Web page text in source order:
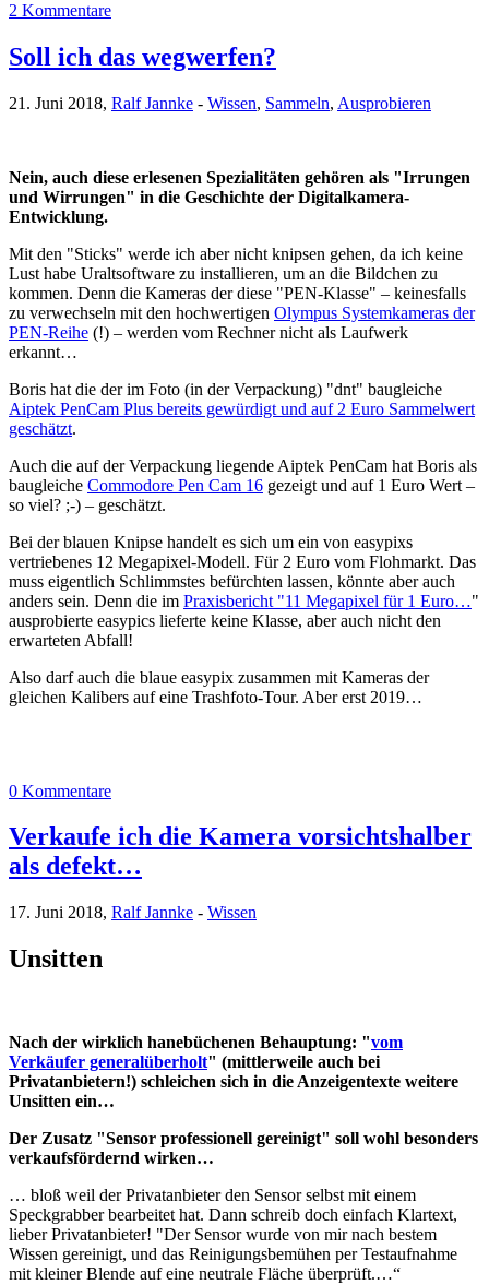
2 Kommentare
Soll ich das wegwerfen?
21. Juni 2018, Ralf Jannke - Wissen, Sammeln, Ausprobieren
Nein, auch diese erlesenen Spezialitäten gehören als "Irrungen
und Wirrungen" in die Geschichte der Digitalkamera-
Entwicklung.
Mit den "Sticks" werde ich aber nicht knipsen gehen, da ich keine
Lust habe Uraltsoftware zu installieren, um an die Bildchen zu
kommen. Denn die Kameras der diese "PEN-Klasse" – keinesfalls
zu verwechseln mit den hochwertigen Olympus Systemkameras der
PEN-Reihe (!) – werden vom Rechner nicht als Laufwerk
erkannt…
Boris hat die der im Foto (in der Verpackung) "dnt" baugleiche
Aiptek PenCam Plus bereits gewürdigt und auf 2 Euro Sammelwert
geschätzt.
Auch die auf der Verpackung liegende Aiptek PenCam hat Boris als
baugleiche Commodore Pen Cam 16 gezeigt und auf 1 Euro Wert –
so viel? ;-) – geschätzt.
Bei der blauen Knipse handelt es sich um ein von easypixs
vertriebenes 12 Megapixel-Modell. Für 2 Euro vom Flohmarkt. Das
muss eigentlich Schlimmstes befürchten lassen, könnte aber auch
anders sein. Denn die im Praxisbericht "11 Megapixel für 1 Euro…"
ausprobierte easypics lieferte keine Klasse, aber auch nicht den
erwarteten Abfall!
Also darf auch die blaue easypix zusammen mit Kameras der
gleichen Kalibers auf eine Trashfoto-Tour. Aber erst 2019…
0 Kommentare
Verkaufe ich die Kamera vorsichtshalber
als defekt…
17. Juni 2018, Ralf Jannke - Wissen
Unsitten
Nach der wirklich hanebüchenen Behauptung: "vom
Verkäufer generalüberholt" (mittlerweile auch bei
Privatanbietern!) schleichen sich in die Anzeigentexte weitere
Unsitten ein…
Der Zusatz "Sensor professionell gereinigt" soll wohl besonders
verkaufsfördernd wirken…
… bloß weil der Privatanbieter den Sensor selbst mit einem
Speckgrabber bearbeitet hat. Dann schreib doch einfach Klartext,
lieber Privatanbieter! "Der Sensor wurde von mir nach bestem
Wissen gereinigt, und das Reinigungsbemühen per Testaufnahme
mit kleiner Blende auf eine neutrale Fläche überprüft.…“